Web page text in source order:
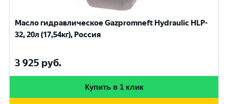
Масло гидравлическое Gazpromneft Hydraulic HLP-
32, 20л (17,54кг), Россия
3 925 руб.
Купить в 1 клик